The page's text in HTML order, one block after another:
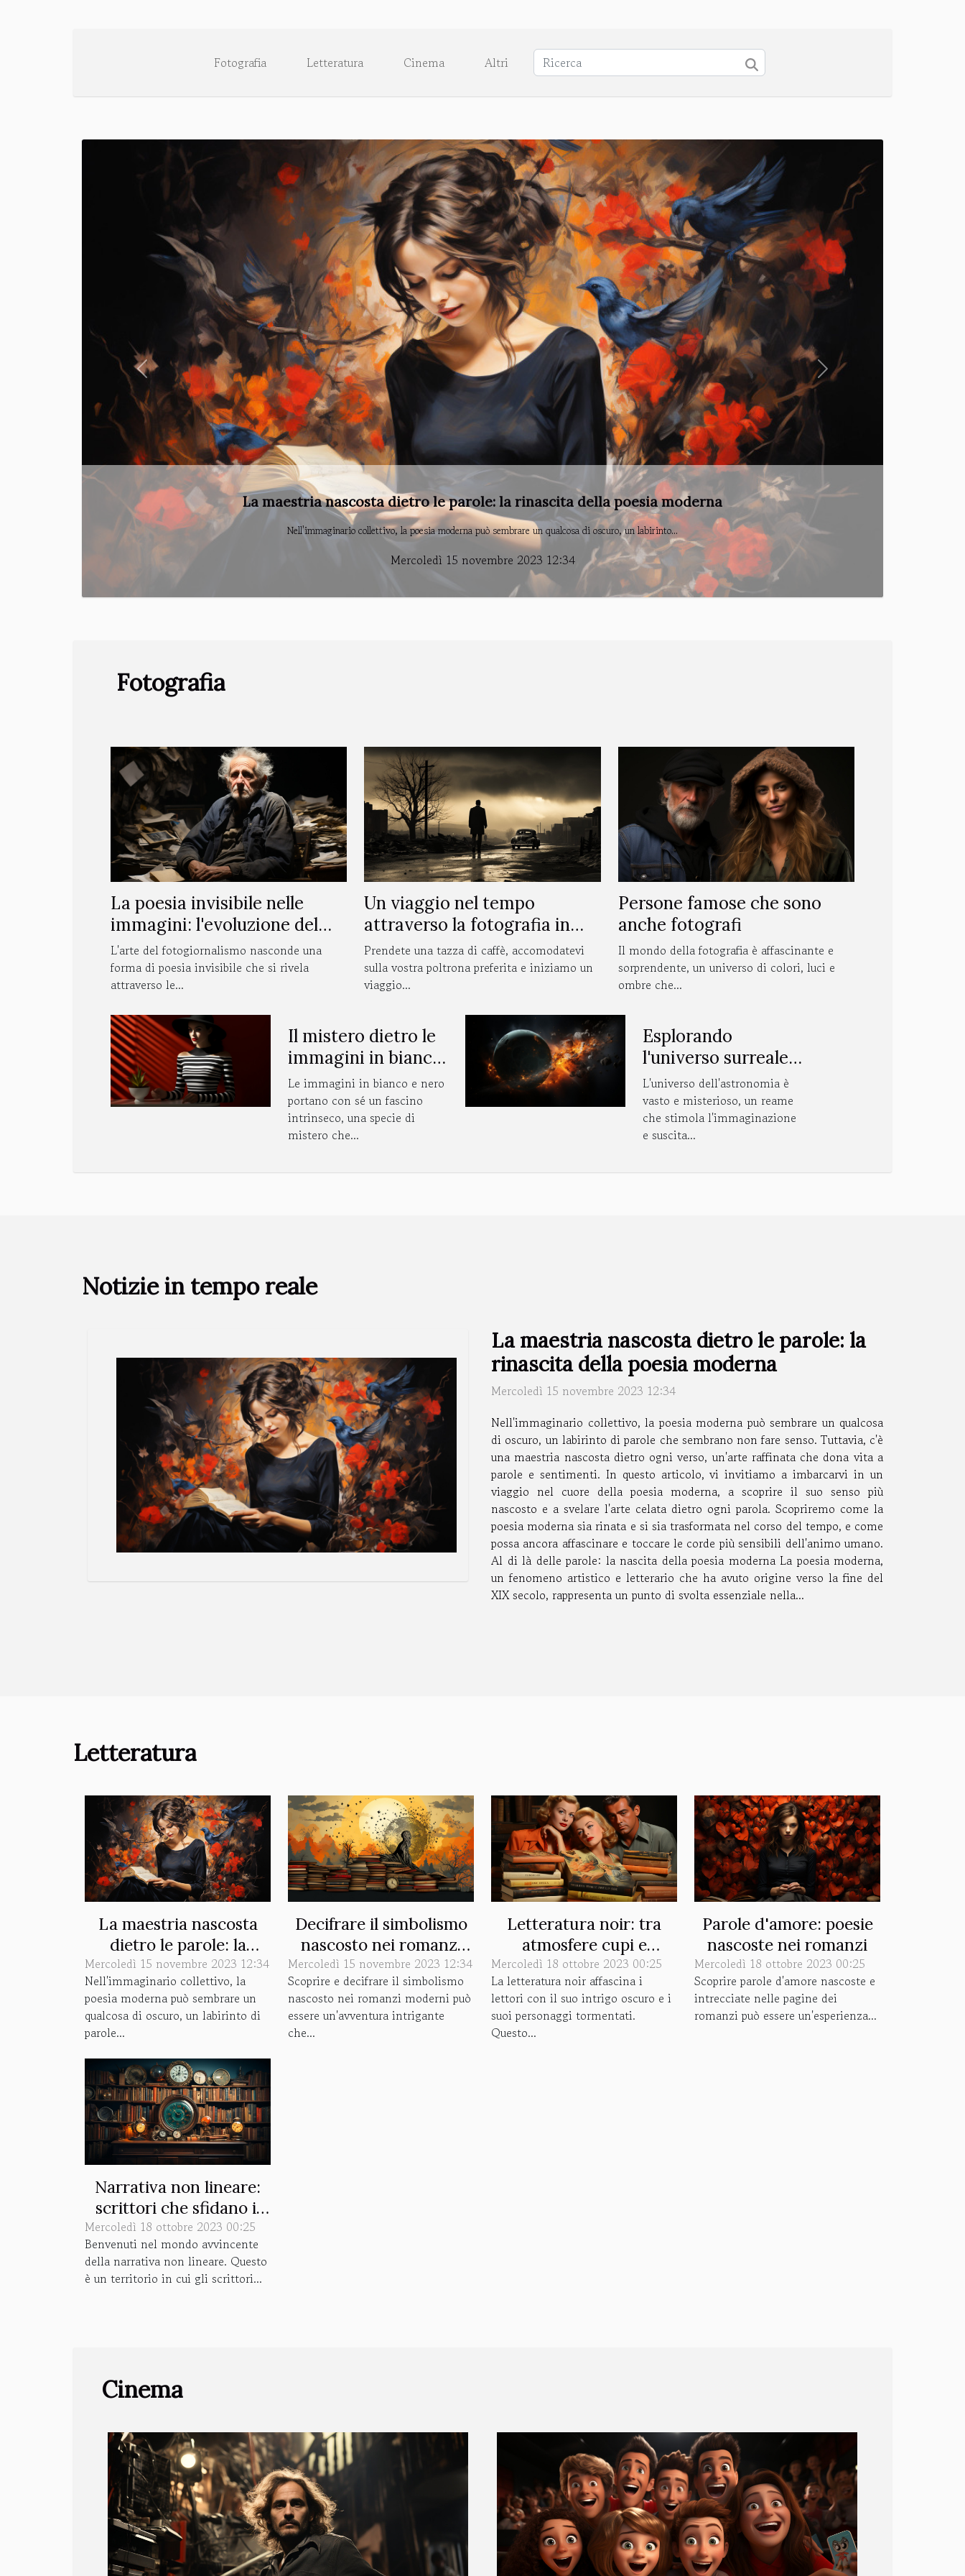
Fotografia Letteratura Cinema Altri
Letteratura noir: tra atmosfere cupi e protagonisti tormentati
La letteratura noir affascina i lettori con il suo intrigo oscuro e i suoi personaggi tormentati....
Mercoledì 18 ottobre 2023 00:25
Previous Next
Fotografia
La poesia invisibile nelle
immagini: l'evoluzione del
fotogiornalismo
L'arte del fotogiornalismo nasconde una
forma di poesia invisibile che si rivela
attraverso le...
Un viaggio nel tempo
attraverso la fotografia in
bianco e nero
Prendete una tazza di caffè, accomodatevi
sulla vostra poltrona preferita e iniziamo un
viaggio...
Persone famose che sono
anche fotografi
Il mondo della fotografia è affascinante e
sorprendente, un universo di colori, luci e
ombre che...
Il mistero dietro le
immagini in bianco
e nero
Le immagini in bianco e nero
portano con sé un fascino
intrinseco, una specie di
mistero che...
Esplorando
l'universo surreale
dell'astronoma
Fotografia
L'universo dell'astronomia è
vasto e misterioso, un reame
che stimola l'immaginazione
e suscita...
Notizie in tempo reale
La maestria nascosta dietro le parole: la
rinascita della poesia moderna
Mercoledì 15 novembre 2023 12:34
Nell'immaginario collettivo, la poesia moderna può sembrare un qualcosa
di oscuro, un labirinto di parole che sembrano non fare senso. Tuttavia, c'è
una maestria nascosta dietro ogni verso, un'arte raffinata che dona vita a
parole e sentimenti. In questo articolo, vi invitiamo a imbarcarvi in un
viaggio nel cuore della poesia moderna, a scoprire il suo senso più
nascosto e a svelare l'arte celata dietro ogni parola. Scopriremo come la
poesia moderna sia rinata e si sia trasformata nel corso del tempo, e come
possa ancora affascinare e toccare le corde più sensibili dell'animo umano.
Al di là delle parole: la nascita della poesia moderna La poesia moderna,
un fenomeno artistico e letterario che ha avuto origine verso la fine del
XIX secolo, rappresenta un punto di svolta essenziale nella...
Letteratura
La maestria nascosta
dietro le parole: la
rinascita della poesia
moderna
Mercoledì 15 novembre 2023 12:34
Nell'immaginario collettivo, la
poesia moderna può sembrare un
qualcosa di oscuro, un labirinto di
parole...
Decifrare il simbolismo
nascosto nei romanzi
moderni
Mercoledì 15 novembre 2023 12:34
Scoprire e decifrare il simbolismo
nascosto nei romanzi moderni può
essere un'avventura intrigante
che...
Letteratura noir: tra
atmosfere cupi e
protagonisti tormentati
Mercoledì 18 ottobre 2023 00:25
La letteratura noir affascina i
lettori con il suo intrigo oscuro e i
suoi personaggi tormentati.
Questo...
Parole d'amore: poesie
nascoste nei romanzi
Mercoledì 18 ottobre 2023 00:25
Scoprire parole d'amore nascoste e
intrecciate nelle pagine dei
romanzi può essere un'esperienza...
Narrativa non lineare:
scrittori che sfidano il
tempo
Mercoledì 18 ottobre 2023 00:25
Benvenuti nel mondo avvincente
della narrativa non lineare. Questo
è un territorio in cui gli scrittori...
Cinema